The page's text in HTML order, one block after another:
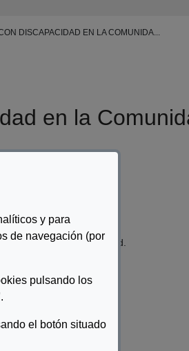
y para
de navegación (por
pulsando los
el botón situado
DISCAPACIDAD EN LA COMUNIDA...
en la
con Discapaciad.